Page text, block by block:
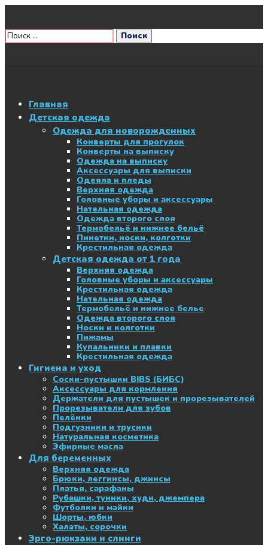
Главная
Детская одежда
Одежда для новорожденных
Конверты для прогулок
Конверты на выписку
Одежда на выписку
Аксессуары для выписки
Одеяла и пледы
Верхняя одежда
Головные уборы и аксессуары
Нательная одежда
Одежда второго слоя
Термобельё и нижнее бельё
Пинетки, носки, колготки
Крестильная одежда
Детская одежда от 1 года
Верхняя одежда
Головные уборы и аксессуары
Крестильная одежда
Нательная одежда
Термобельё и нижнее белье
Одежда второго слоя
Носки и колготки
Пижамы
Купальники и плавки
Крестильная одежда
Гигиена и уход
Соски-пустышки BIBS (БИБС)
Аксессуары для кормления
Держатели для пустышек и прорезывателей
Прорезыватели для зубов
Пелёнки
Подгузники и трусики
Натуральная косметика
Эфирные масла
Для беременных
Верхняя одежда
Брюки, леггинсы, джинсы
Платья, сарафаны
Рубашки, туники, худи, джемпера
Футболки и майки
Шорты, юбки
Халаты, сорочки
Эрго-рюкзаки и слинги